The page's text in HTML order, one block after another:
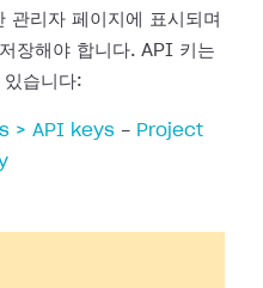
관리자 페이지에 표시되며
장해야 합니다. API 키는
습니다:
> API keys - Project